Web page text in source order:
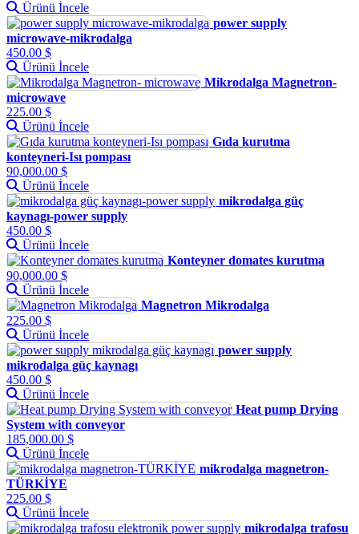
Ürünü İncele
power supply
microwave-mikrodalga
450.00 $
Ürünü İncele
Mikrodalga Magnetron-
microwave
225.00 $
Ürünü İncele
Gıda kurutma
konteyneri-Isı pompası
90,000.00 $
Ürünü İncele
mikrodalga güç
kaynagı-power supply
450.00 $
Ürünü İncele
Konteyner domates kurutma
90,000.00 $
Ürünü İncele
Magnetron Mikrodalga
225.00 $
Ürünü İncele
power supply
mikrodalga güç kaynagı
450.00 $
Ürünü İncele
Heat pump Drying
System with conveyor
185,000.00 $
Ürünü İncele
mikrodalga magnetron-
TÜRKİYE
225.00 $
Ürünü İncele
mikrodalga trafosu